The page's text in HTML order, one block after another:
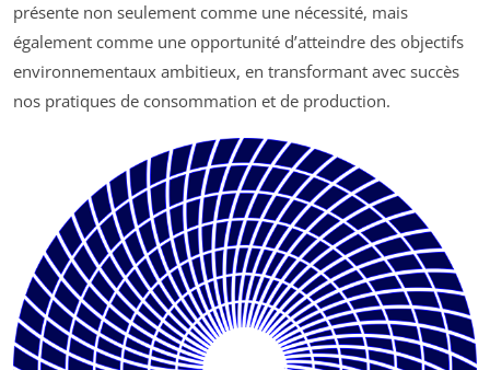
présente non seulement comme une nécessité, mais
également comme une opportunité d’atteindre des objectifs
environnementaux ambitieux, en transformant avec succès
nos pratiques de consommation et de production.